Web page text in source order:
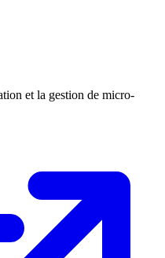
et la gestion de micro-